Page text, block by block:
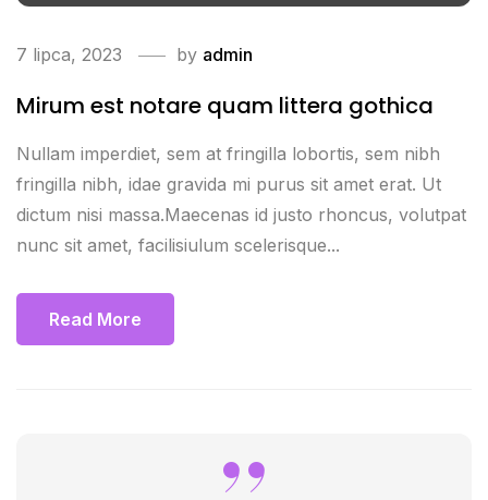
7 lipca, 2023 by admin
Mirum est notare quam littera gothica
Nullam imperdiet, sem at fringilla lobortis, sem nibh
fringilla nibh, idae gravida mi purus sit amet erat. Ut
dictum nisi massa.Maecenas id justo rhoncus, volutpat
nunc sit amet, facilisiulum scelerisque...
Read More